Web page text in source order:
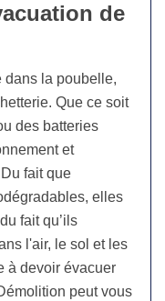
de
dans la poubelle,
Que ce soit
des batteries
et
fait que
elles
fait qu’ils
l'air, le sol et les
à devoir évacuer
peut vous